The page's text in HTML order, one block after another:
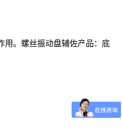
用。螺丝振动盘辅佐产品：底